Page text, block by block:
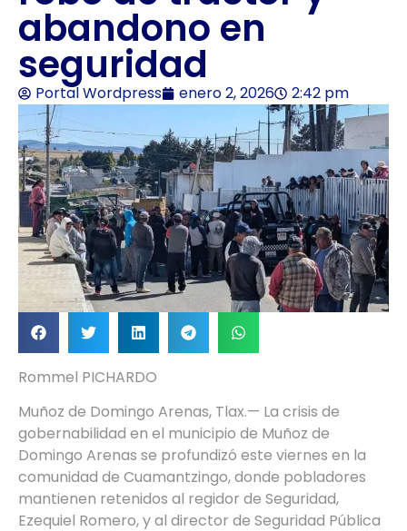
abandono en
seguridad
Portal Wordpress enero 2, 2026 2:42 pm
Rommel PICHARDO
Muñoz de Domingo Arenas, Tlax.— La crisis de
gobernabilidad en el municipio de Muñoz de
Domingo Arenas se profundizó este viernes en la
comunidad de Cuamantzingo, donde pobladores
mantienen retenidos al regidor de Seguridad,
Ezequiel Romero, y al director de Seguridad Pública